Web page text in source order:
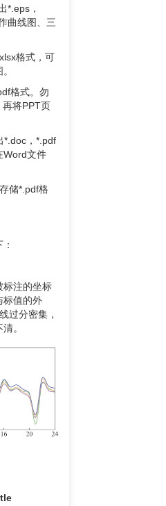
*.eps，
曲线图、三
格式，可
格式。勿
将PPT页
*.doc，*.pdf
Word文件
储*.pdf格
标注的坐标
标值的外
过分密集，
。